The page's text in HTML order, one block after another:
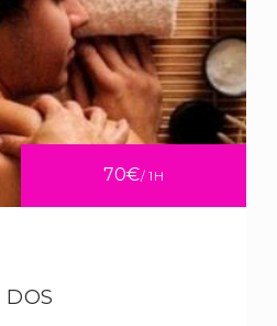
70€/ 1H
DOS